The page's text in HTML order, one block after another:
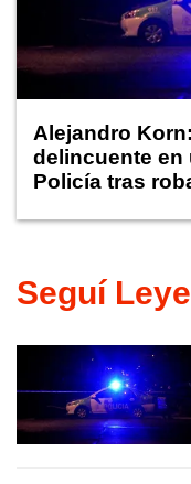
Alejandro
delincuente en
Policía tras
Seguí